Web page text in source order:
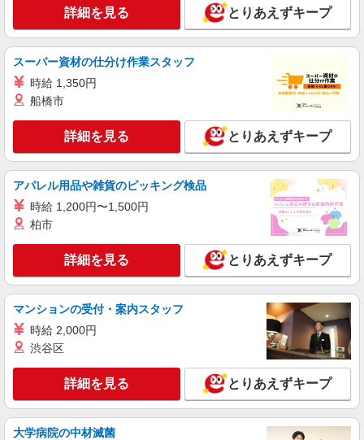
イサービスSTAFF
時給1550円〜2187円 ＜日払い有/週払い有/交
東住吉区
詳細を見る
株式会社kotrio /●OS-H2-1905886
駒川中野駅▼綺麗なサ高住で生活ケア▼清掃や
フロアの巡回など
時給1550円〜2187円 ＜日払い有/週払い有/交
東住吉区
キープ 詳細を見る
派遣社員
株式会社kotrio /●OS-H2-2066879
大阪市東住吉区＊グループホームSTAFF＊経
験不問◎日収1.2万円も可
時給1550円〜2187円 ＜日払い有/週払い有/交
通費全支給(ガソリン代含む)＞
東住吉区
詳細を見る とりあえずキープ
スーパー資材の仕分け作業スタッフ
時給 1,350円
船橋市
詳細を見る とりあえずキープ
アパレル用品や雑貨のピッキング検品
時給 1,200円〜1,500円
柏市
詳細を見る とりあえずキープ
マンションの受付・案内スタッフ
時給 2,000円
渋谷区
詳細を見る とりあえずキープ
大学病院の中材滅菌